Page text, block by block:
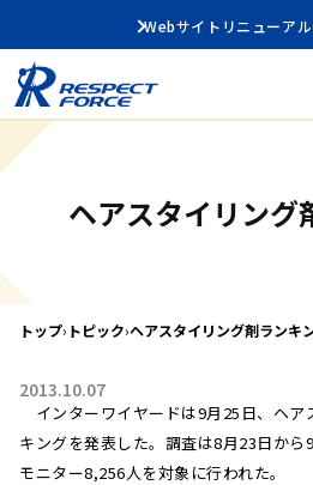
Webサイトリニューア
ヘアスタイリング
トップ› トピック›ヘアスタイリング剤ランキ
2013.10.07
インターワイヤードは9月25日、ヘア
キングを発表した。調査は8月23日か
モニター8,256人を対象に行われた。